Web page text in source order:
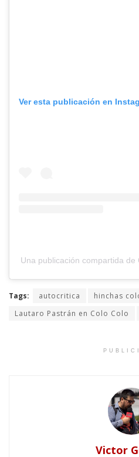
Ver esta publicación en
Una publicación compartida
Tags: autocritica
hinchas
Lautaro Pastrán en Colo Colo
Victor